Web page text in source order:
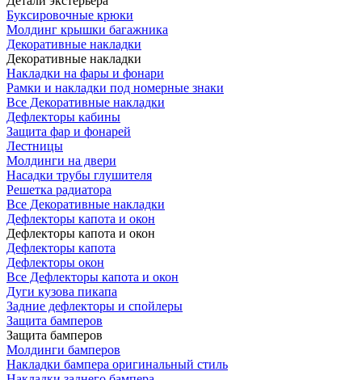
Буксировочные крюки
Молдинг крышки багажника
Декоративные накладки
Декоративные накладки
Накладки на фары и фонари
Рамки и накладки под номерные знаки
Все Декоративные накладки
Дефлекторы кабины
Защита фар и фонарей
Лестницы
Молдинги на двери
Насадки трубы глушителя
Решетка радиатора
Все Декоративные накладки
Дефлекторы капота и окон
Дефлекторы капота и окон
Дефлекторы капота
Дефлекторы окон
Все Дефлекторы капота и окон
Дуги кузова пикапа
Задние дефлекторы и спойлеры
Защита бамперов
Защита бамперов
Молдинги бамперов
Накладки бампера оригинальный стиль